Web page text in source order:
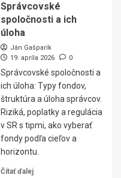
Správcovské
spoločnosti a ich
úloha
Ján Gašparík
19. apríla 2026
0
Správcovské spoločnosti a
ich úloha: Typy fondov,
štruktúra a úloha správcov.
Riziká, poplatky a regulácia
v SR s tipmi, ako vyberať
fondy podľa cieľov a
horizontu.
Čítať ďalej